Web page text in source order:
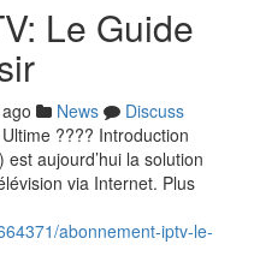
Le Guide
News
Discuss
???? Introduction
est aujourd’hui la solution
via Internet. Plus
abonnement-iptv-le-